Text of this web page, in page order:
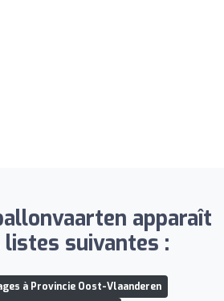
apparaît
listes suivantes :
à Provincie Oost-Vlaanderen